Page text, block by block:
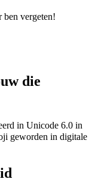
vergeten!
die
in Unicode 6.0 in
geworden in digitale